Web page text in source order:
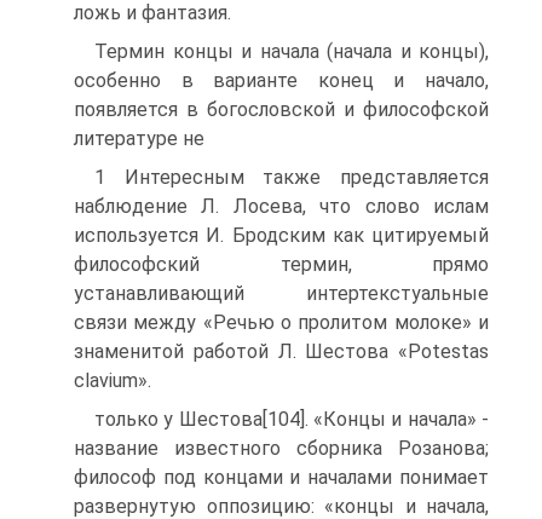
ложь и фантазия.
Термин концы и начала (начала и концы),
особенно в варианте конец и начало,
появляется в богословской и философской
литературе не
1 Интересным также представляется
наблюдение Л. Лосева, что слово ислам
используется И. Бродским как цитируемый
философский термин, прямо
устанавливающий интертекстуальные
связи между «Речью о пролитом молоке» и
знаменитой работой Л. Шестова «Potestas
clavium».
только у Шестова[104]. «Концы и начала» -
название известного сборника Розанова;
философ под концами и началами понимает
развернутую оппозицию: «концы и начала,